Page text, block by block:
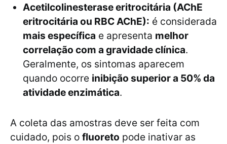
Acetilcolinesterase eritrocitária (AChE
eritrocitária ou RBC AChE): é considerada
mais específica e apresenta melhor
correlação com a gravidade clínica.
Geralmente, os sintomas aparecem
quando ocorre inibição superior a 50% da
atividade enzimática.
A coleta das amostras deve ser feita com
cuidado, pois o fluoreto pode inativar as